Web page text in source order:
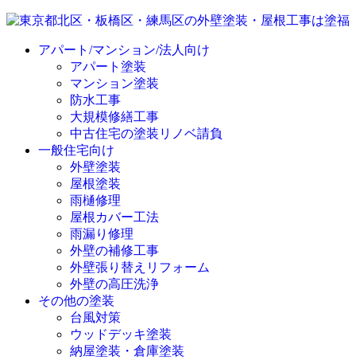
アパート/マンション/法人向け
アパート塗装
マンション塗装
防水工事
大規模修繕工事
中古住宅の塗装リノベ請負
一般住宅向け
外壁塗装
屋根塗装
雨樋修理
屋根カバー工法
雨漏り修理
外壁の補修工事
外壁張り替えリフォーム
外壁の高圧洗浄
その他の塗装
台風対策
ウッドデッキ塗装
納屋塗装・倉庫塗装